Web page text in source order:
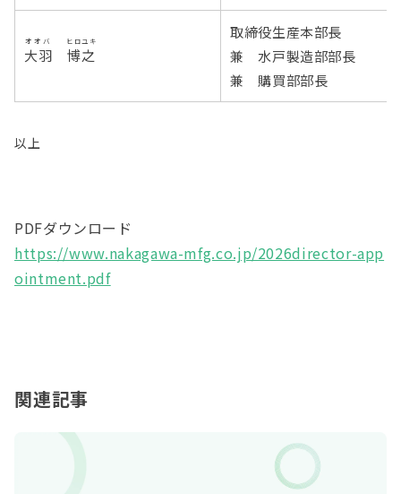
大羽
オオバ
博之
ヒロユキ
取締役生産本部長
兼 水戸製造部部長
兼 購買部部長
以上
PDFダウンロード
https://www.nakagawa-mfg.co.jp/2026director-app
ointment.pdf
関連記事